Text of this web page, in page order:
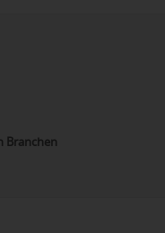
Branchen